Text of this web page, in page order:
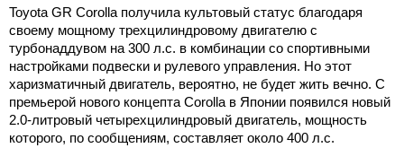
Toyota GR Corolla получила культовый статус благодаря
своему мощному трехцилиндровому двигателю с
турбонаддувом на 300 л.с. в комбинации со спортивными
настройками подвески и рулевого управления. Но этот
харизматичный двигатель, вероятно, не будет жить вечно. С
премьерой нового концепта Corolla в Японии появился новый
2.0-литровый четырехцилиндровый двигатель, мощность
которого, по сообщениям, составляет около 400 л.с.